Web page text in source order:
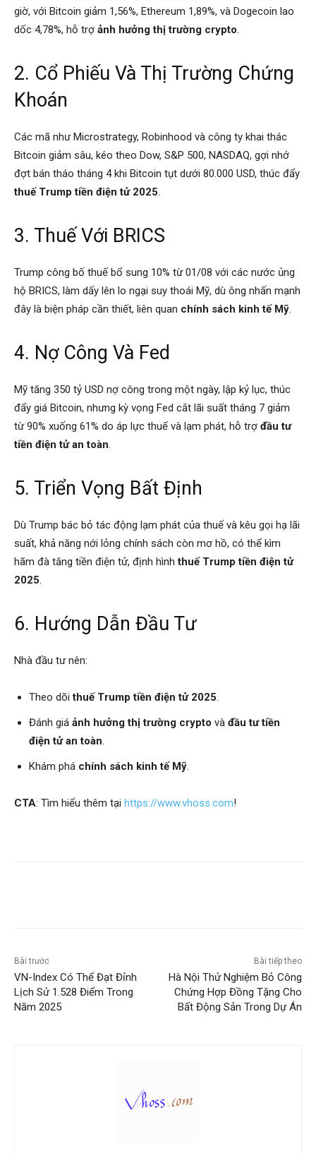
giờ, với Bitcoin giảm 1,56%, Ethereum 1,89%, và Dogecoin lao
dốc 4,78%, hỗ trợ ảnh hưởng thị trường crypto.
2. Cổ Phiếu Và Thị Trường Chứng
Khoán
Các mã như Microstrategy, Robinhood và công ty khai thác
Bitcoin giảm sâu, kéo theo Dow, S&P 500, NASDAQ, gợi nhớ
đợt bán tháo tháng 4 khi Bitcoin tụt dưới 80.000 USD, thúc đẩy
thuế Trump tiền điện tử 2025.
3. Thuế Với BRICS
Trump công bố thuế bổ sung 10% từ 01/08 với các nước ủng
hộ BRICS, làm dấy lên lo ngại suy thoái Mỹ, dù ông nhấn mạnh
đây là biện pháp cần thiết, liên quan chính sách kinh tế Mỹ.
4. Nợ Công Và Fed
Mỹ tăng 350 tỷ USD nợ công trong một ngày, lập kỷ lục, thúc
đẩy giá Bitcoin, nhưng kỳ vọng Fed cắt lãi suất tháng 7 giảm
từ 90% xuống 61% do áp lực thuế và lạm phát, hỗ trợ đầu tư
tiền điện tử an toàn.
5. Triển Vọng Bất Định
Dù Trump bác bỏ tác động lạm phát của thuế và kêu gọi hạ lãi
suất, khả năng nới lỏng chính sách còn mơ hồ, có thể kìm
hãm đà tăng tiền điện tử, định hìnhthuế Trump tiền điện tử
2025.
6. Hướng Dẫn Đầu Tư
Nhà đầu tư nên:
Theo dõithuế Trump tiền điện tử 2025.
Đánh giá ảnh hưởng thị trường crypto và đầu tư tiền
điện tử an toàn.
Khám phá chính sách kinh tế Mỹ.
CTA: Tìm hiểu thêm tại https://www.vhoss.com!
Bài trước
VN-Index Có Thể Đạt Đỉnh
Lịch Sử 1.528 Điểm Trong
Năm 2025
Bài tiếp theo
Hà Nội Thử Nghiệm Bỏ Công
Chứng Hợp Đồng Tặng Cho
Bất Động Sản Trong Dự Án